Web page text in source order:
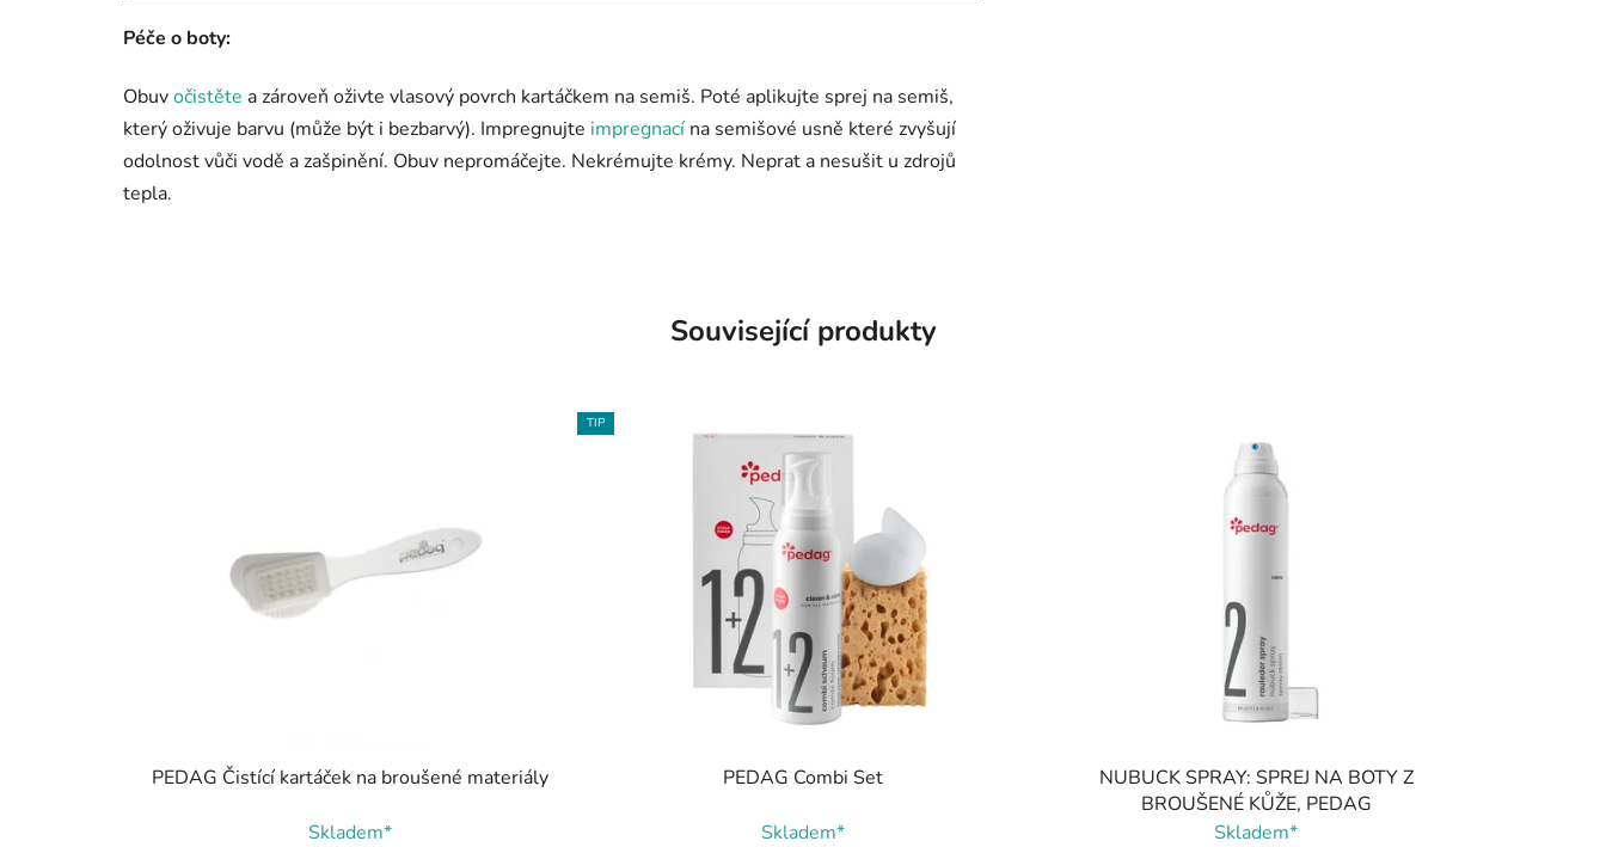
Péče o boty:
Obuvočistěte a zároveň oživte vlasový povrch kartáčkem na semiš. Poté aplikujte sprej na semiš,
který oživuje barvu (může být i bezbarvý). Impregnujte impregnací na semišové usně které zvyšují
odolnost vůči vodě a zašpinění. Obuv nepromáčejte. Nekrémujte krémy. Neprat a nesušit u zdrojů
tepla.
Související produkty
PEDAG Čistící kartáček na broušené materiály
Skladem*
TIP
PEDAG Combi Set
Skladem*
NUBUCK SPRAY: SPREJ NA BOTY Z
BROUŠENÉ KŮŽE, PEDAG
Skladem*